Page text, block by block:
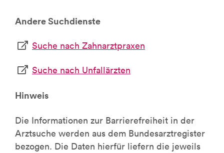
Andere Suchdienste
Suche nach Zahnarztpraxen
Suche nach Unfallärzten
Hinweis
Die Informationen zur Barrierefreiheit in der
Arztsuche werden aus dem Bundesarztregister
bezogen. Die Daten hierfür liefern die jeweils